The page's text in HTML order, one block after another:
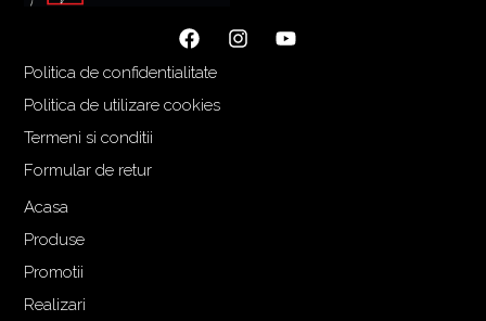
Politica de confidentialitate
Politica de utilizare cookies
Termeni si conditii
Formular de retur
Acasa
Produse
Promotii
Realizari